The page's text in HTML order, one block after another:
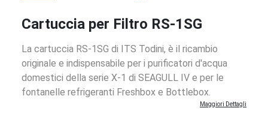
Cartuccia per Filtro RS-1SG
La cartuccia RS-1SG di ITS Todini, è il ricambio
originale e indispensabile per i purificatori d'acqua
domestici della serie X-1 di SEAGULL IV e per le
fontanelle refrigeranti Freshbox e Bottlebox.
Maggiori Dettagli